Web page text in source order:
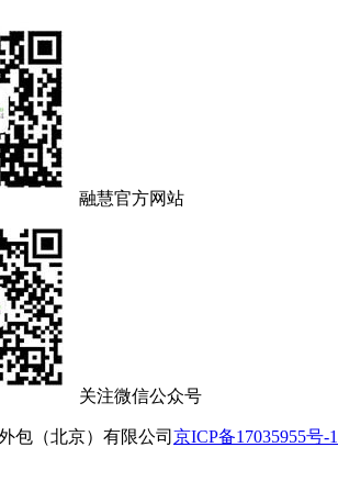
融慧官方网站
关注微信公众号
包（北京）有限公司 京ICP备17035955号-1